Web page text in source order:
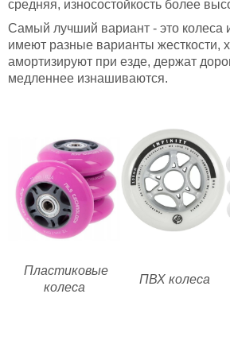
средняя, износостойкость более
Самый лучший вариант - это колеса
имеют разные варианты жесткости,
амортизируют при езде, держат
медленнее изнашиваются.
Пластиковые
колеса
ПВХ колеса